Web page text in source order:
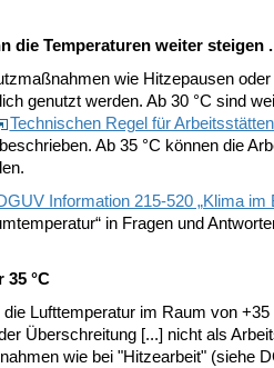
die Temperaturen weiter steigen
wie Hitzepausen
genutzt werden. Ab 30 °C sind
Technischen Regel für
Ab 35 °C können die
Information 215-520 „Klima im
in Fragen und
35 °C
die Lufttemperatur im Raum von
Überschreitung [...] nicht als
wie bei "Hitzearbeit" (siehe